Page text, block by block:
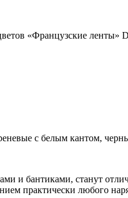
«Французские ленты»
с белым кантом,
и бантиками, станут
практически любого